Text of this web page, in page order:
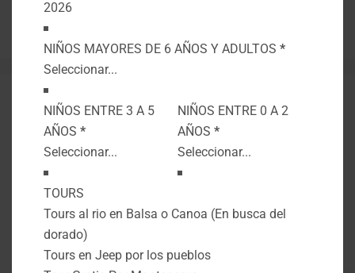
Deja un comentario
NIÑOS MAYORES DE 6 AÑOS Y ADULTOS *
NIÑOS ENTRE 3 A 5
AÑOS *
NIÑOS ENTRE 0 A 2
AÑOS *
TOURS
Tours al rio en Balsa o Canoa (En busca del
dorado)
Tours en Jeep por los pueblos